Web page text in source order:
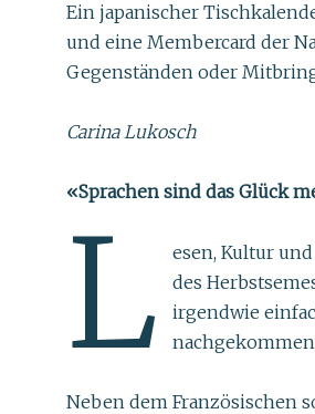
Ein japanischer
und eine Membercard der
Gegenständen oder
Carina Lukosch
«Sprachen sind das Glück
L
esen, Kultur
des
irgendwie
Neben dem Französischen